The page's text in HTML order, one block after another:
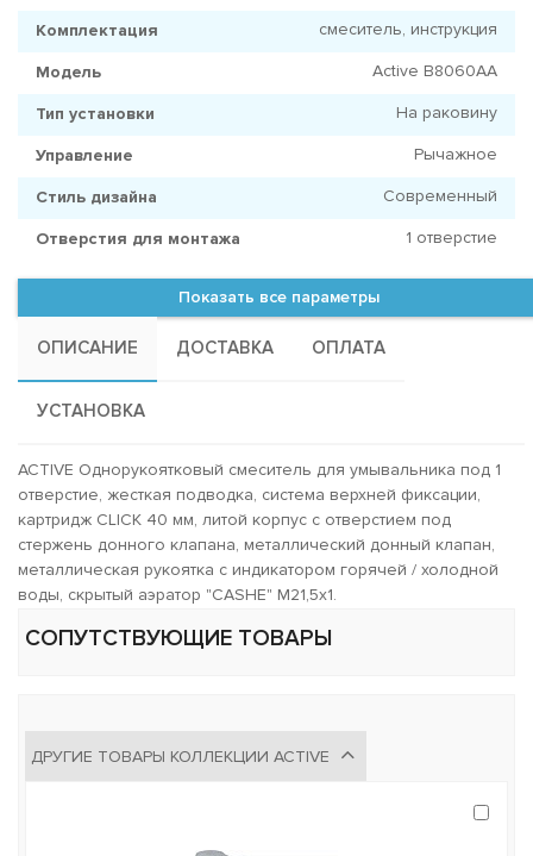
Комплектация смеситель, инструкция
Модель Active B8060AA
Тип установки На раковину
Управление Рычажное
Стиль дизайна Современный
Отверстия для монтажа 1 отверстие
Показать все параметры
ОПИСАНИЕ ДОСТАВКА ОПЛАТА
УСТАНОВКА
ACTIVE Однорукоятковый смеситель для умывальника под 1
отверстие, жесткая подводка, система верхней фиксации,
картридж CLICK 40 мм, литой корпус с отверстием под
стержень донного клапана, металлический донный клапан,
металлическая рукоятка с индикатором горячей / холодной
воды, скрытый аэратор "CASHE" M21,5x1.
СОПУТСТВУЮЩИЕ ТОВАРЫ
ДРУГИЕ ТОВАРЫ КОЛЛЕКЦИИ ACTIVE